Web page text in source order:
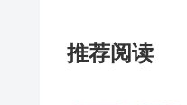
推荐阅读